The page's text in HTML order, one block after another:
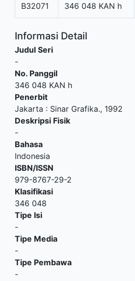
B32071 346 048 KAN h
Informasi Detail
Judul Seri
-
No. Panggil
346 048 KAN h
Penerbit
Jakarta : Sinar Grafika., 1992
Deskripsi Fisik
-
Bahasa
Indonesia
ISBN/ISSN
979-8767-29-2
Klasifikasi
346 048
Tipe Isi
-
Tipe Media
-
Tipe Pembawa
-